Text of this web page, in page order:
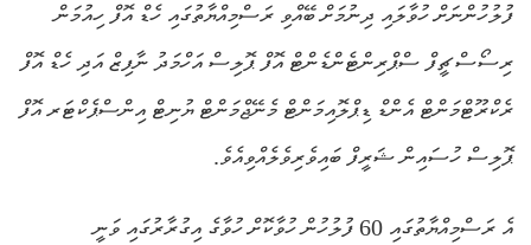
ފުލުހުންނަށް ހުވާލައި ދިނުމަށް ބޭއްވި ރަސްމިއްޔާތުގައި ހެޑް އޮފް ހިއުމަން
ރިސޯސް ޗީފް ސްޕްރިންޓެންޑެންޓް އޮފް ޕޮލިސް އަހްމަދު ނާފިޒް އަދި ހެޑް އޮފް
ރެކްރޫޓްމަންޓް އެންޑް ޑިޕްލޮއިމަންޓް މެނޭޖްމަންޓް ޔުނިޓް އިންސްޕެކްޓަރ އޮފް
ޕޮލިސް ހުސައިން ޝަރީފް ބައިވެރިވެލެއްވިއެވެ.
އެ ރަސްމިއްޔާތުގައި 60 ފުލުހުން ހުވާކޮށް ހުވާގެ އިގުރާރުގައި ވަނީ